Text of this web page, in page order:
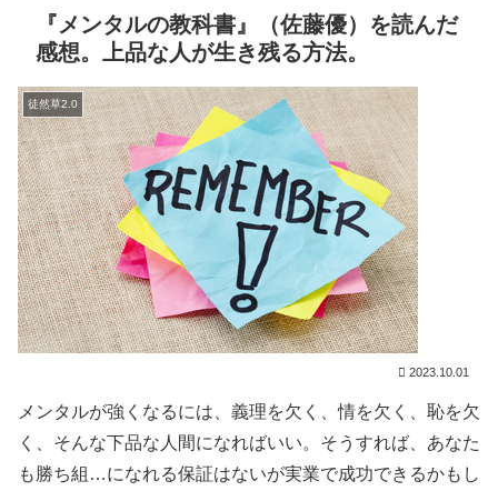
『メンタルの教科書』（佐藤優）を読んだ
感想。上品な人が生き残る方法。
徒然草2.0
2023.10.01
メンタルが強くなるには、義理を欠く、情を欠く、恥を欠
く、そんな下品な人間になればいい。そうすれば、あなた
も勝ち組…になれる保証はないが実業で成功できるかもし